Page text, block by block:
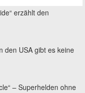
erzählt den
den USA gibt es keine
– Superhelden ohne